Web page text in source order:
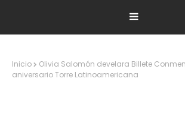
Inicio
Olivia Salomón develara Billete
aniversario Torre Latinoamericana